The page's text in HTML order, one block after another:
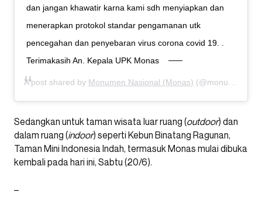
dan jangan khawatir karna kami sdh menyiapkan dan
menerapkan protokol standar pengamanan utk
pencegahan dan penyebaran virus corona covid 19. .
Terimakasih An. Kepala UPK Monas
A post shared by Monumen Nasional (Monas) (@monumen.nasional) on
Sedangkan untuk taman wisata luar ruang (outdoor) dan
dalam ruang (indoor) seperti Kebun Binatang Ragunan,
Taman Mini Indonesia Indah, termasuk Monas mulai dibuka
kembali pada hari ini, Sabtu (20/6).
–